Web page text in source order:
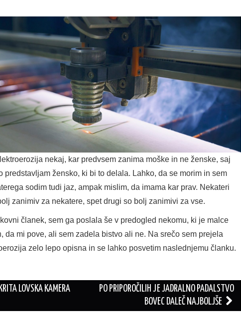
nekaj, kar predvsem zanima moške in ne ženske, saj
predstavljam žensko, ki bi to delala. Lahko, da se morim in sem
sodim tudi jaz, ampak mislim, da imama kar prav. Nekateri
zanimiv za nekatere, spet drugi so bolj zanimivi za vse.
članek, sem ga poslala še v predogled nekomu, ki je malce
da mi pove, ali sem zadela bistvo ali ne. Na srečo sem prejela
zelo lepo opisna in se lahko posvetim naslednjemu članku.
LOVSKA KAMERA
PO PRIPOROČILIH JE JADRALNO PADALSTVO
BOVEC DALEČ NAJBOLJŠE